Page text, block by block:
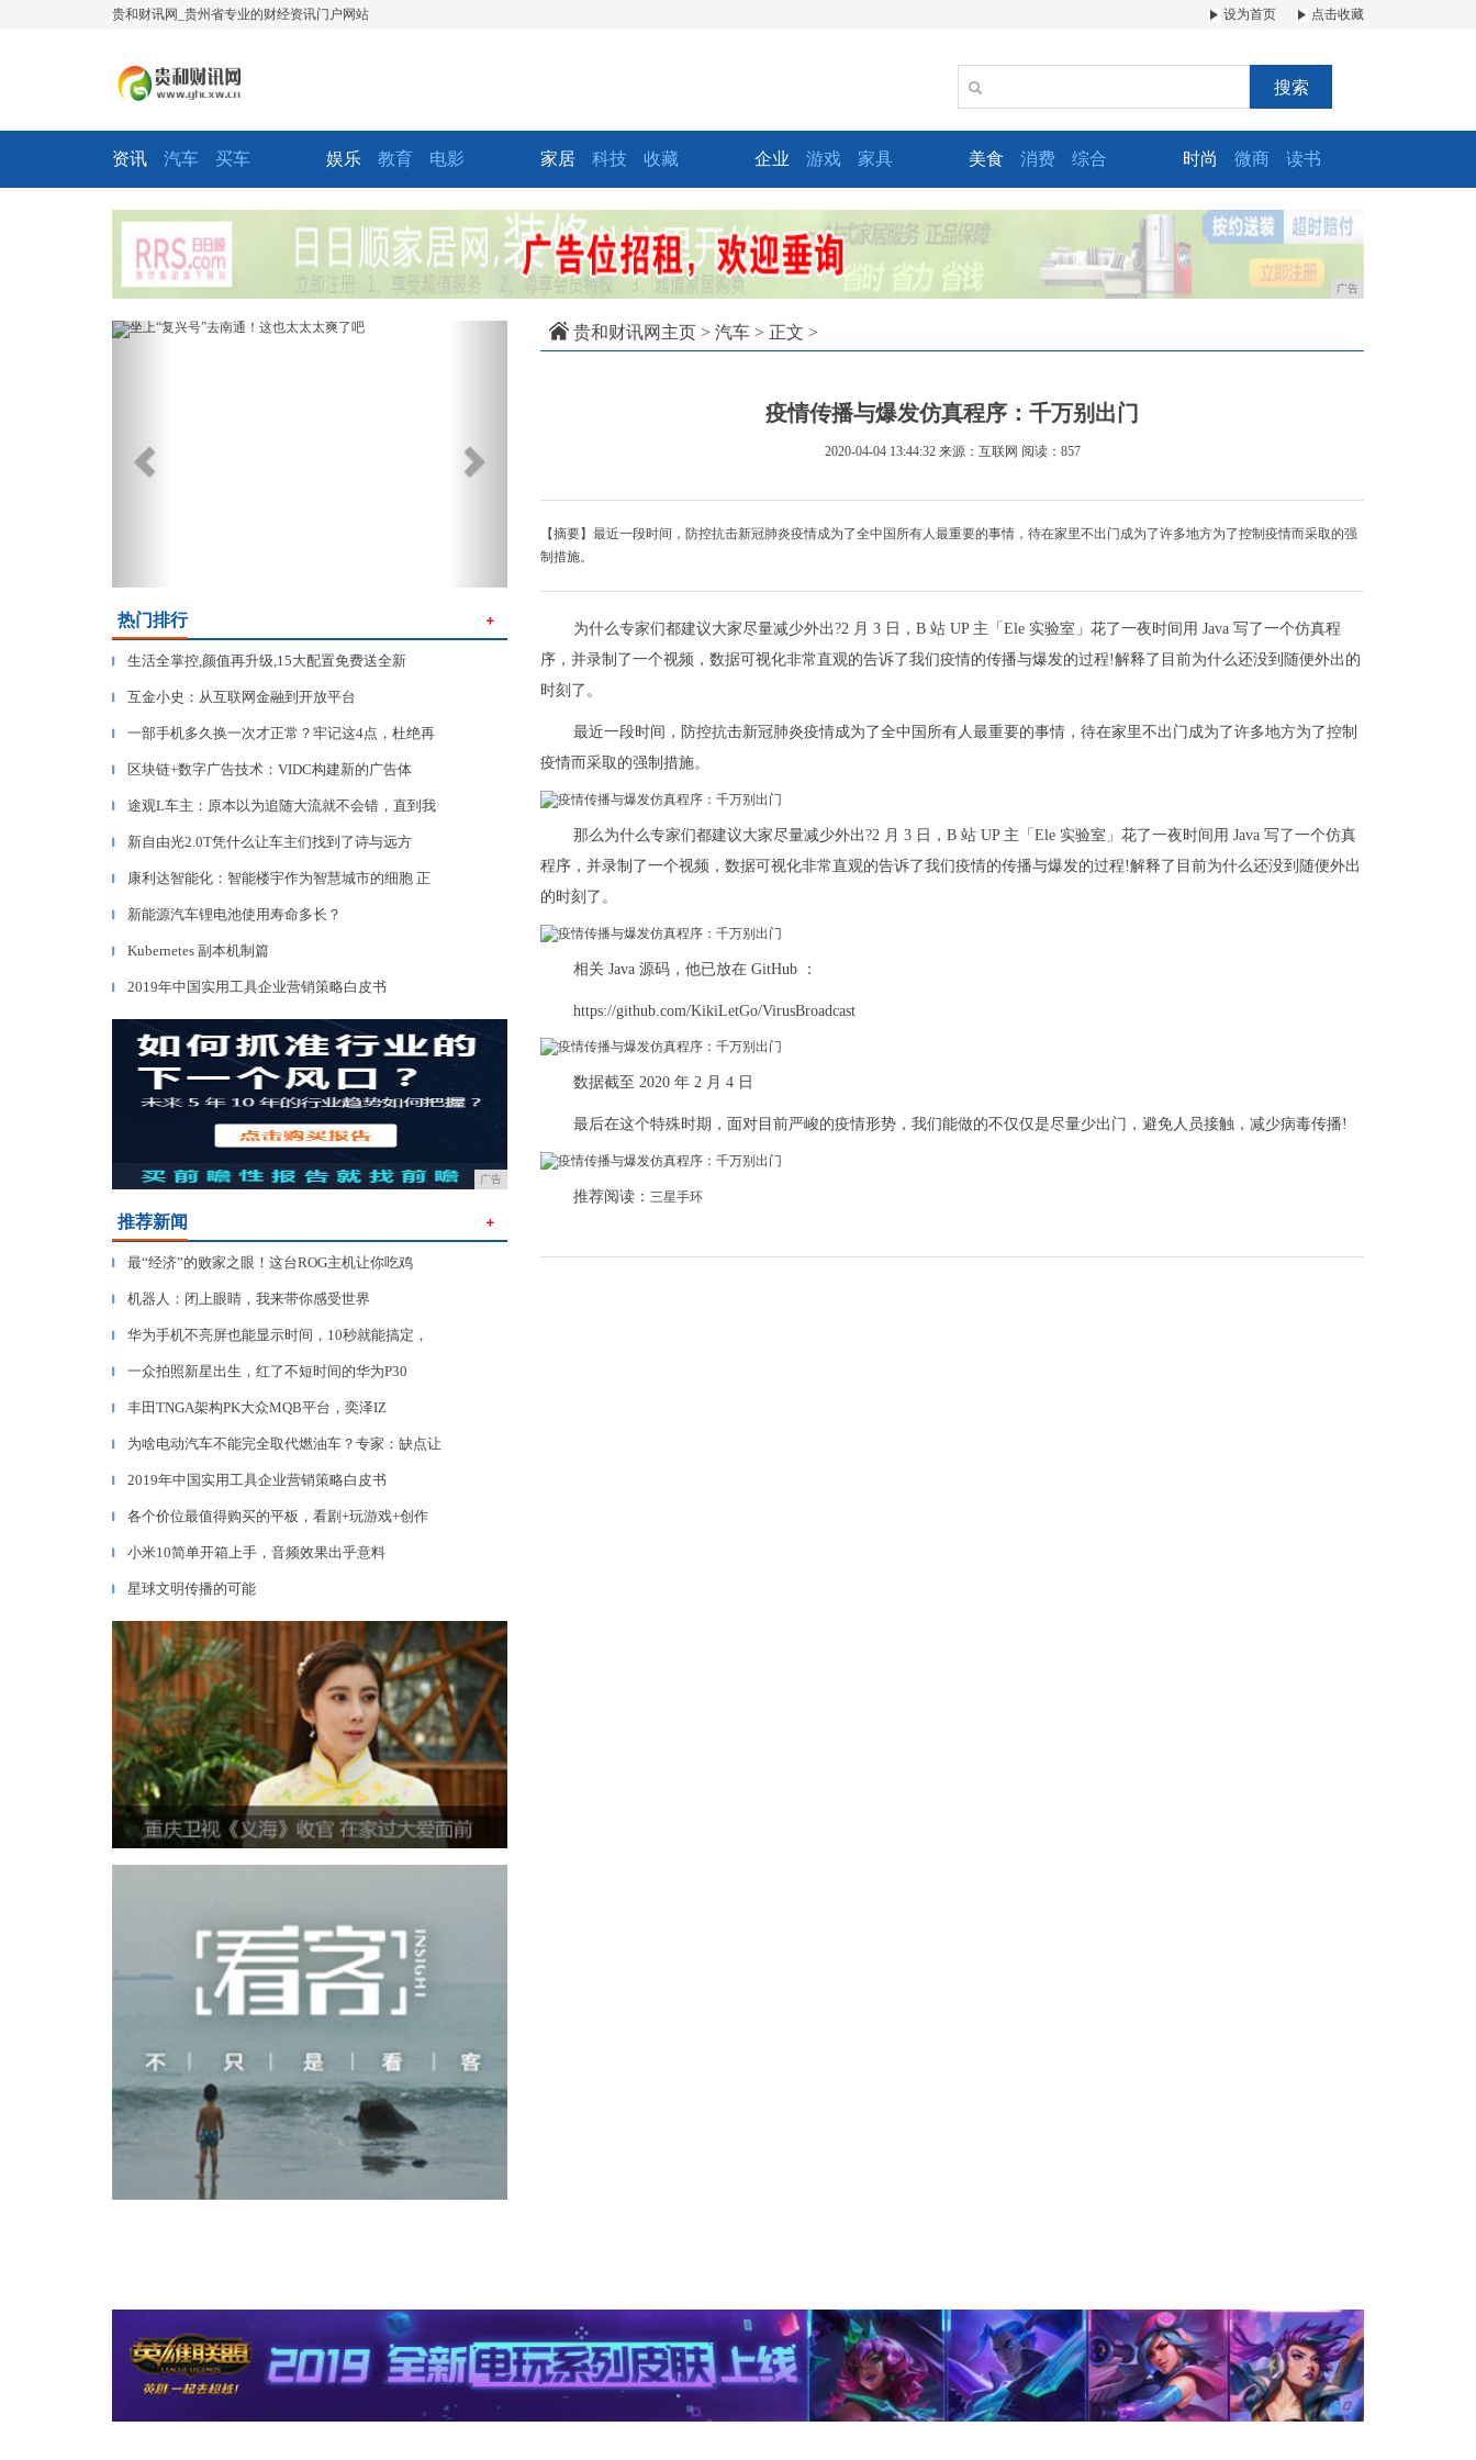
贵和财讯网_贵州省专业的财经资讯门户网站 设为首页 点击收藏
搜索
资讯 汽车 买车 娱乐 教育 电影 家居 科技 收藏 企业 游戏 家具 美食 消费 综合 时尚 微商 读书
广告
Previous
热门排行 ＋
▎ 生活全掌控,颜值再升级,15大配置免费送全新
▎ 互金小史：从互联网金融到开放平台
▎ 一部手机多久换一次才正常？牢记这4点，杜绝再
▎ 区块链+数字广告技术：VIDC构建新的广告体
▎ 途观L车主：原本以为追随大流就不会错，直到我
▎ 新自由光2.0T凭什么让车主们找到了诗与远方
▎ 康利达智能化：智能楼宇作为智慧城市的细胞 正
▎ 新能源汽车锂电池使用寿命多长？
▎ Kubernetes 副本机制篇
▎ 2019年中国实用工具企业营销策略白皮书
广告
推荐新闻 ＋
▎ 最“经济”的败家之眼！这台ROG主机让你吃鸡
▎ 机器人：闭上眼睛，我来带你感受世界
▎ 华为手机不亮屏也能显示时间，10秒就能搞定，
▎ 一众拍照新星出生，红了不短时间的华为P30
▎ 丰田TNGA架构PK大众MQB平台，奕泽IZ
▎ 为啥电动汽车不能完全取代燃油车？专家：缺点让
▎ 2019年中国实用工具企业营销策略白皮书
▎ 各个价位最值得购买的平板，看剧+玩游戏+创作
▎ 小米10简单开箱上手，音频效果出乎意料
▎ 星球文明传播的可能
贵和财讯网主页 > 汽车 > 正文 >
疫情传播与爆发仿真程序：千万别出门
2020-04-04 13:44:32 来源：互联网 阅读：857
【摘要】最近一段时间，防控抗击新冠肺炎疫情成为了全中国所有人最重要的事情，待在家里不出门成为了许多地方为了控制疫情而采取的强
制措施。
为什么专家们都建议大家尽量减少外出?2 月 3 日，B 站 UP 主「Ele 实验室」花了一夜时间用 Java 写了一个仿真程
序，并录制了一个视频，数据可视化非常直观的告诉了我们疫情的传播与爆发的过程!解释了目前为什么还没到随便外出的
时刻了。
最近一段时间，防控抗击新冠肺炎疫情成为了全中国所有人最重要的事情，待在家里不出门成为了许多地方为了控制
疫情而采取的强制措施。
那么为什么专家们都建议大家尽量减少外出?2 月 3 日，B 站 UP 主「Ele 实验室」花了一夜时间用 Java 写了一个仿真
程序，并录制了一个视频，数据可视化非常直观的告诉了我们疫情的传播与爆发的过程!解释了目前为什么还没到随便外出
的时刻了。
相关 Java 源码，他已放在 GitHub ：
https://github.com/KikiLetGo/VirusBroadcast
数据截至 2020 年 2 月 4 日
最后在这个特殊时期，面对目前严峻的疫情形势，我们能做的不仅仅是尽量少出门，避免人员接触，减少病毒传播!
推荐阅读： 三星手环